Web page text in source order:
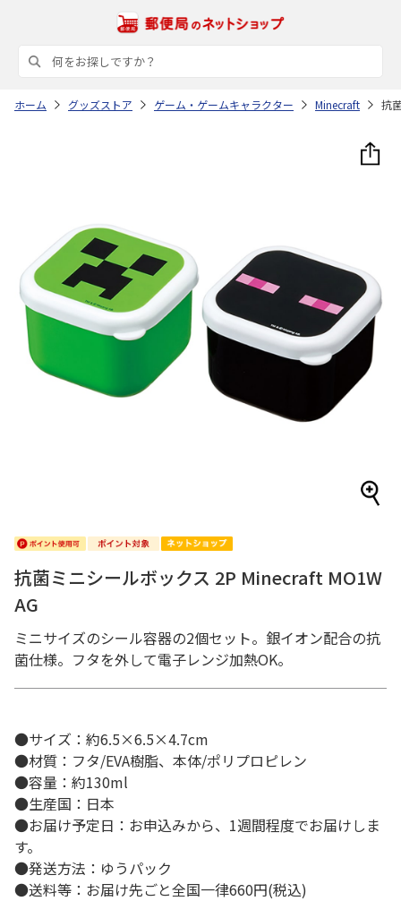
ホーム グッズストア ゲーム・ゲームキャラクター Minecraft 抗
抗菌ミニシールボックス 2P Minecraft MO1W
AG
ミニサイズのシール容器の2個セット。銀イオン配合の抗
菌仕様。フタを外して電子レンジ加熱OK。
●サイズ：約6.5×6.5×4.7cm
●材質：フタ/EVA樹脂、本体/ポリプロピレン
●容量：約130ml
●生産国：日本
●お届け予定日：お申込みから、1週間程度でお届けしま
す。
●発送方法：ゆうパック
●送料等：お届け先ごと全国一律660円(税込)